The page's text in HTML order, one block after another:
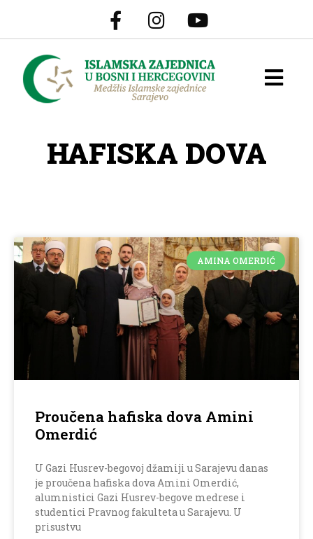
HAFISKA DOVA
AMINA OMERDIĆ
Proučena hafiska dova Amini
Omerdić
U Gazi Husrev-begovoj džamiji u Sarajevu danas
je proučena hafiska dova Amini Omerdić,
alumnistici Gazi Husrev-begove medrese i
studentici Pravnog fakulteta u Sarajevu. U
prisustvu